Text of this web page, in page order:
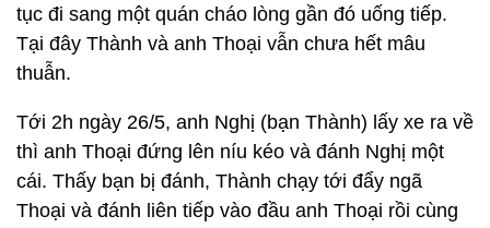
tục đi sang một quán cháo lòng gần đó uống tiếp.
Tại đây Thành và anh Thoại vẫn chưa hết mâu
thuẫn.
Tới 2h ngày 26/5, anh Nghị (bạn Thành) lấy xe ra về
thì anh Thoại đứng lên níu kéo và đánh Nghị một
cái. Thấy bạn bị đánh, Thành chạy tới đẩy ngã
Thoại và đánh liên tiếp vào đầu anh Thoại rồi cùng